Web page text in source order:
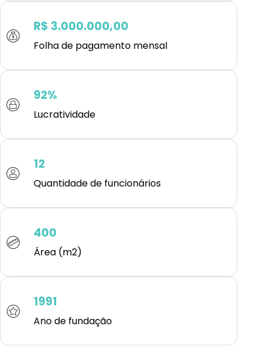
R$ 3.000.000,00
Folha de pagamento mensal
92%
Lucratividade
12
Quantidade de funcionários
400
Área (m2)
1991
Ano de fundação